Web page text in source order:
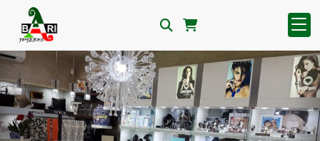
Anterior